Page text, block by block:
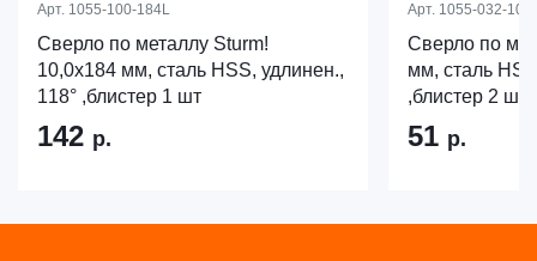
Арт. 1055-100-184L
Сверло по металлу Sturm!
10,0х184 мм, сталь HSS, удлинен.,
118° ,блистер 1 шт
142 р.
Арт. 1055-032-
Сверло по
мм, сталь
,блистер 2 шт
51 р.